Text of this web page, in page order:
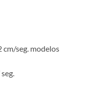
cm/seg. modelos